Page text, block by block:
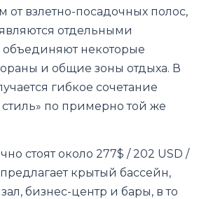
от взлетно-посадочных полос,
отдельными
объединяют некоторые
и общие зоны отдыха. В
гибкое сочетание
по примерно той же
стоят около 277$ / 202 USD /
крытый бассейн,
бизнес-центр и бары, в то